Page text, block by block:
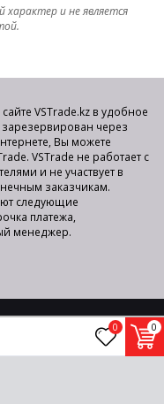
0 0
и не является
VSTrade.kz в удобное
через
Вы можете
VSTrade не работает с
и не участвует в
заказчикам.
следующие
платежа,
менеджер.
для продажи
ценам со склада в